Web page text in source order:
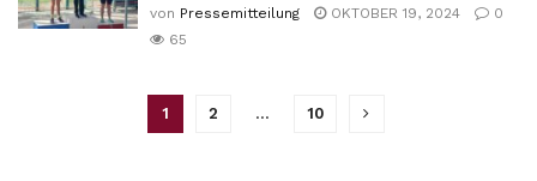
von Pressemitteilung OKTOBER 19, 2024
0
65
1 2 … 10